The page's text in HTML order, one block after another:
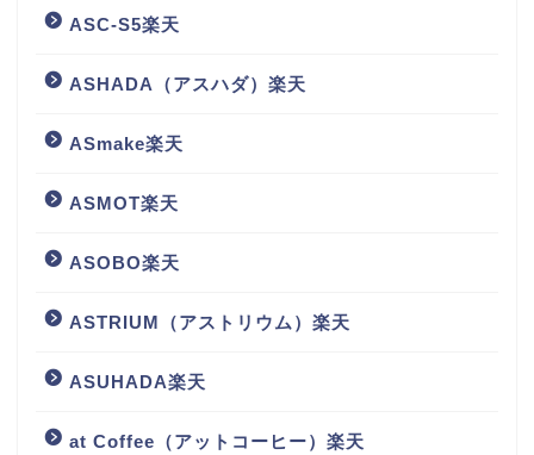
ASC-S5楽天
ASHADA（アスハダ）楽天
ASmake楽天
ASMOT楽天
ASOBO楽天
ASTRIUM（アストリウム）楽天
ASUHADA楽天
at Coffee（アットコーヒー）楽天